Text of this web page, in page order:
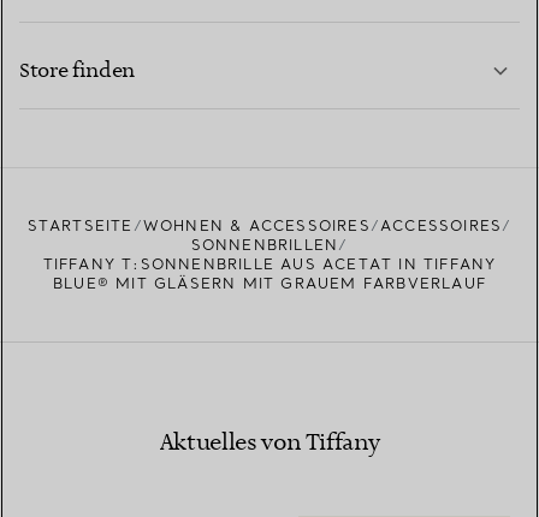
Store finden
STARTSEITE WOHNEN & ACCESSOIRES
ACCESSOIRES
SONNENBRILLEN
TIFFANY T:SONNENBRILLE AUS ACETAT IN TIFFANY
BLUE® MIT GLÄSERN MIT GRAUEM FARBVERLAUF
Aktuelles von Tiffany